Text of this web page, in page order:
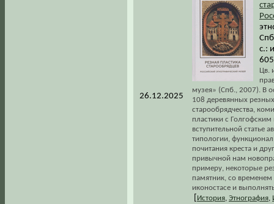
26.12.2025
с.:
Цв.
музея» (Спб., 2007). В
108 деревянных
старообрядчества,
пластики с
вступительной статье
типологии,
почитания креста и
привычной нам
примеру, некоторые
памятник, со
иконостасе и
История Этнография